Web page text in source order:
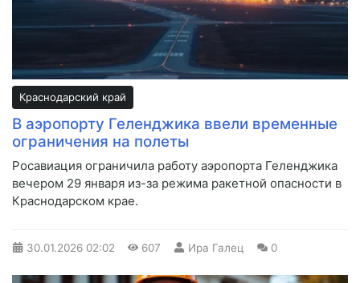
Краснодарский край
В аэропорту Геленджика ввели временные
ограничения на полеты
Росавиация ограничила работу аэропорта Геленджика
вечером 29 января из-за режима ракетной опасности в
Краснодарском крае.
30.01.2026 02:02 607 Ира Галец 0